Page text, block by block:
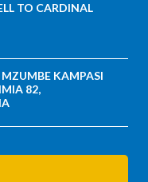
TO CARDINAL
KAMPASI
82,